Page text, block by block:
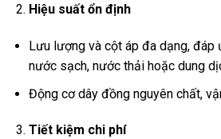
Hiệu suất ổn định
Lưu lượng và cột áp đa dạng, đáp
nước sạch, nước thải hoặc dung
Động cơ dây đồng nguyên chất,
Tiết kiệm chi phí